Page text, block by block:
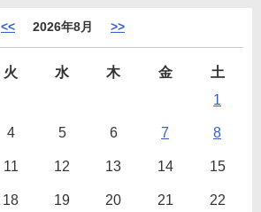
<< 2026年8月 >>
火 水 木 金
土
1
4 5 6 7 8
11 12 13 14 15
18 19 20 21 22